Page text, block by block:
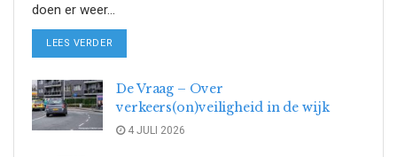
doen er weer...
LEES VERDER
De Vraag – Over
verkeers(on)veiligheid in de wijk
4 JULI 2026